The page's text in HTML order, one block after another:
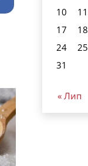
10
11
17
18
24
25
31
« Лип